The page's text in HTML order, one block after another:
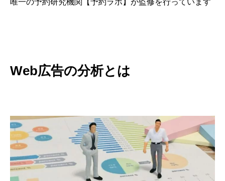
唯一の予約研究機関【予約ラボ】が監修を行っています
Web広告の分析とは